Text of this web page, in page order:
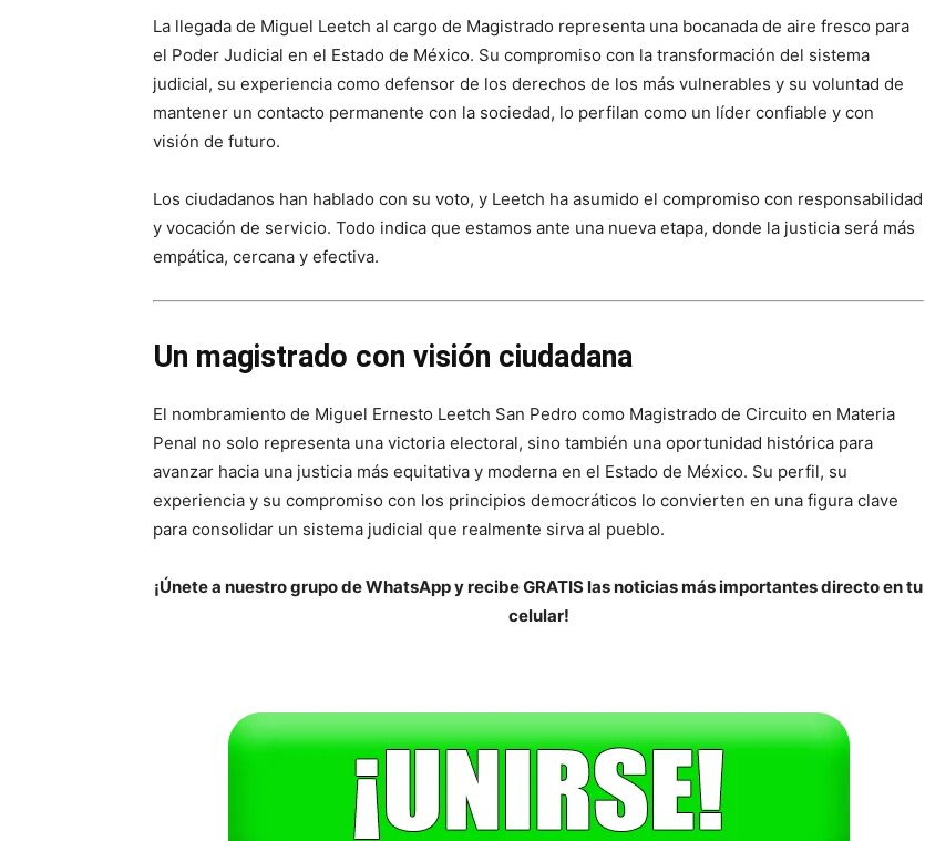
La llegada de Miguel Leetch al cargo de Magistrado representa una bocanada de aire fresco para
el Poder Judicial en el Estado de México. Su compromiso con la transformación del sistema
judicial, su experiencia como defensor de los derechos de los más vulnerables y su voluntad de
mantener un contacto permanente con la sociedad, lo perfilan como un líder confiable y con
visión de futuro.
Los ciudadanos han hablado con su voto, y Leetch ha asumido el compromiso con responsabilidad
y vocación de servicio. Todo indica que estamos ante una nueva etapa, donde la justicia será más
empática, cercana y efectiva.
Un magistrado con visión ciudadana
El nombramiento de Miguel Ernesto Leetch San Pedro como Magistrado de Circuito en Materia
Penal no solo representa una victoria electoral, sino también una oportunidad histórica para
avanzar hacia una justicia más equitativa y moderna en el Estado de México. Su perfil, su
experiencia y su compromiso con los principios democráticos lo convierten en una figura clave
para consolidar un sistema judicial que realmente sirva al pueblo.
¡Únete a nuestro grupo de WhatsApp y recibe GRATIS las noticias más importantes directo en tu
celular!